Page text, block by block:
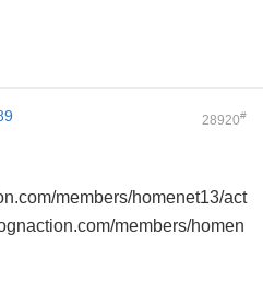
28920#
members/homenet13/act
members/homen